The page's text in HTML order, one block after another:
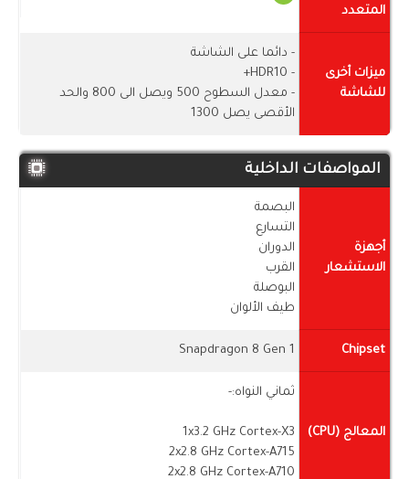
المتعدد
ميزات أخرى
للشاشة
- دائما على الشاشة
- HDR10+
- معدل السطوح 500 ويصل الى 800 والحد
الأقصى يصل 1300
المواصفات الداخلية
أجهزة
الاستشعار
البصمة
التسارع
الدوران
القرب
البوصلة
طيف الألوان
Chipset
Snapdragon 8 Gen 1
المعالج (CPU)
ثماني النواه:-
1x3.2 GHz Cortex-X3
2x2.8 GHz Cortex-A715
2x2.8 GHz Cortex-A710